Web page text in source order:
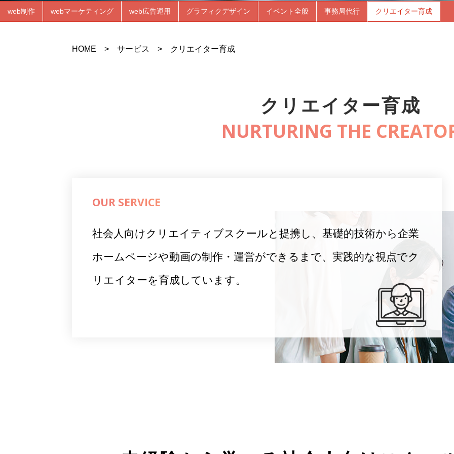
web制作 webマーケティング web広告運用 グラフィクデザイン イベント全般 事務局代行 クリエイター育成
HOME > サービス > クリエイター育成
クリエイター育成
NURTURING THE
OUR SERVICE
社会人向けクリエイティブスクールと提携し、基礎的技術から企業
ホームページや動画の制作・運営ができるまで、実践的な視点でク
リエイターを育成しています。